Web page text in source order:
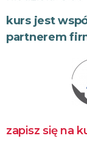
kurs jest
partnerem
zapisz się na